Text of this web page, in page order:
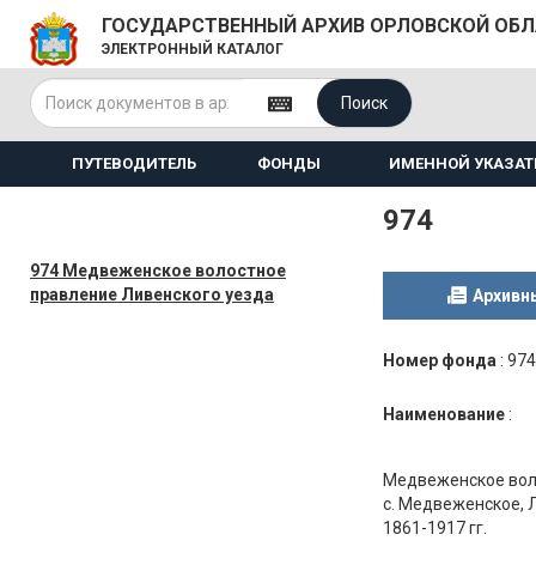
ГОСУДАРСТВЕННЫЙ АРХИВ ОРЛОВСКОЙ
ЭЛЕКТРОННЫЙ КАТАЛОГ
Поиск
ПУТЕВОДИТЕЛЬ ФОНДЫ ИМЕННОЙ
974 Медвеженское волостное
правление Ливенского уезда
974
Номер фонда : 974
Наименование :
Медвеженское
с. Медвеженское,
1861-1917 гг.